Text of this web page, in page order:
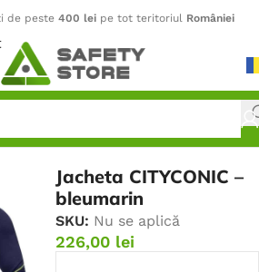
de peste 400 lei pe tot teritoriul României
Jacheta CITYCONIC –
bleumarin
SKU: Nu se aplică
226,00 lei